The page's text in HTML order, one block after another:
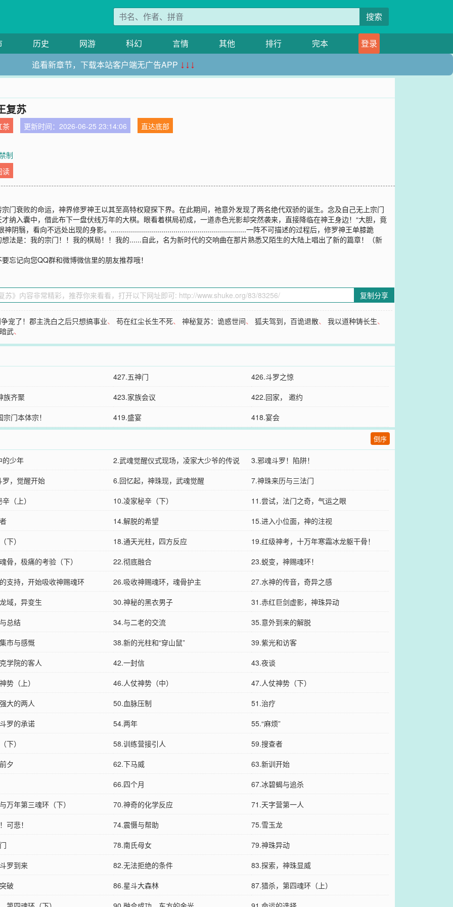
搜索
历史 网游 科幻 言情 其他 排行 完本
登录
追看新章节，下载本站客户端无广告APP ↓↓↓
复苏
茶 更新时间：2026-06-25 23:14:06 直达底部
制
读
门衰败的命运，神界修罗神王以其至高特权窥探下界。在此期间，祂意外发现了两名绝代双骄的诞生。念及自己无上宗门
纳入囊中，借此布下一盘伏线万年的大棋。眼看着棋局初成，一道赤色光影却突然袭来，直接降临在神王身边！“大胆，竟
神阴翳，看向不远处出现的身影。...................................................................一阵不可描述的过程后，修罗神王单膝跪
法是：我的宗门！！我的棋局！！我的......自此，名为新时代的交响曲在那片熟悉又陌生的大陆上唱出了新的篇章！（新
忘记向您QQ群和微博微信里的朋友推荐哦！
复制分享
宠了！郡主洗白之后只想搞事业、苟在红尘长生不死、神秘复苏：诡惑世间、狐夫驾到，百诡退散、我以道种铸长生、
武、
427.五神门
426.斗罗之惊
族齐聚
423.家族会议
422.回家， 邀约
门本体宗！
419.盛宴 418.宴会
倒序
的少年 2.武魂觉醒仪式现场，凌家大少爷的传说
3.邪魂斗罗！陷阱！
罗，觉醒开始
6.回忆起，神珠现，武魂觉醒
7.神珠来历与三法门
（上）
10.凌家秘辛（下）
11.尝试，法门之奇，气运之眼
14.解脱的希望
15.进入小位面，神的注视
下）
18.通天光柱，四方反应
19.红级神考，十万年寒霜冰龙躯干骨！
骨，极痛的考验（下）
22.彻底融合
23.蜕变，神赐魂环！
支持，开始吸收神赐魂环
26.吸收神赐魂环，魂骨护主
27.水神的传音，奇异之感
域，异变生
30.神秘的黑衣男子
31.赤红巨剑虚影，神珠异动
总结
34.与二老的交流
35.意外到来的解脱
市与感慨
38.新的光柱和“穿山鼠”
39.紫光和访客
学院的客人
42.一封信
43.夜谈
势（上）
46.人仗神势（中）
47.人仗神势（下）
大的两人
50.血脉压制
51.治疗
罗的承诺
54.两年
55.“麻烦”
下）
58.训练营接引人
59.搜查者
夕
62.下马威
63.新训开始
66.四个月
67.冰碧蝎与追杀
万年第三魂环（下）
70.神奇的化学反应
71.天字营第一人
可悲！
74.震慑与帮助
75.雪玉龙
78.南氏母女
79.神珠异动
罗到来
82.无法拒绝的条件
83.探索，神珠显威
破
86.星斗大森林
87.猎杀，第四魂环（上）